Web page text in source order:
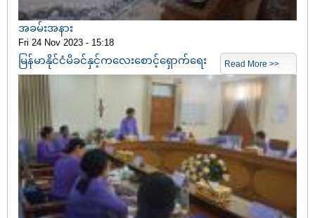
အခမ်းအနား
Fri 24 Nov 2023 - 15:18
Read More >>
မြန်မာနိုင်ငံမိခင်နှင့်ကလေးစောင့်ရှောက်ရေး